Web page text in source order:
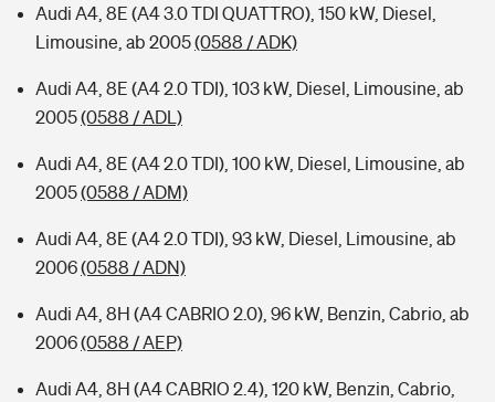
Audi A4, 8E (A4 3.0 TDI QUATTRO), 150 kW, Diesel,
Limousine, ab 2005(0588 / ADK)
Audi A4, 8E (A4 2.0 TDI), 103 kW, Diesel, Limousine, ab
2005(0588 / ADL)
Audi A4, 8E (A4 2.0 TDI), 100 kW, Diesel, Limousine, ab
2005(0588 / ADM)
Audi A4, 8E (A4 2.0 TDI), 93 kW, Diesel, Limousine, ab
2006(0588 / ADN)
Audi A4, 8H (A4 CABRIO 2.0), 96 kW, Benzin, Cabrio, ab
2006(0588 / AEP)
Audi A4, 8H (A4 CABRIO 2.4), 120 kW, Benzin, Cabrio,